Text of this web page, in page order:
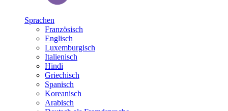
Sprachen
Französisch
Englisch
Luxemburgisch
Italienisch
Hindi
Griechisch
Spanisch
Koreanisch
Arabisch